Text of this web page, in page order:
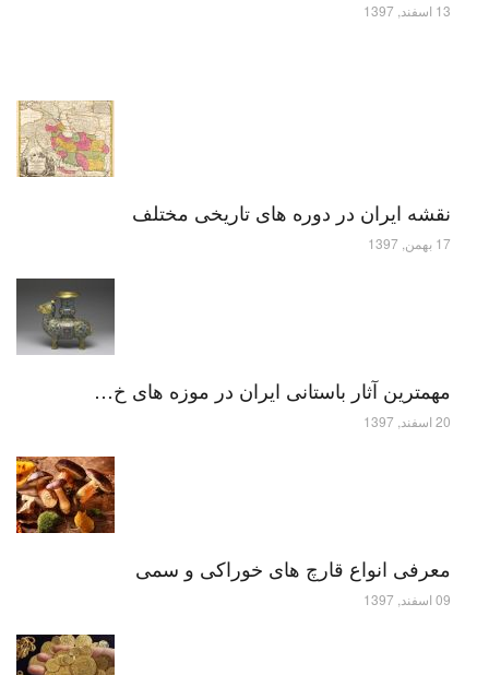
13 اسفند, 1397
نقشه ایران در دوره های تاریخی مختلف
17 بهمن, 1397
مهمترین آثار باستانی ایران در موزه های خ…
20 اسفند, 1397
معرفی انواع قارچ های خوراکی و سمی
09 اسفند, 1397